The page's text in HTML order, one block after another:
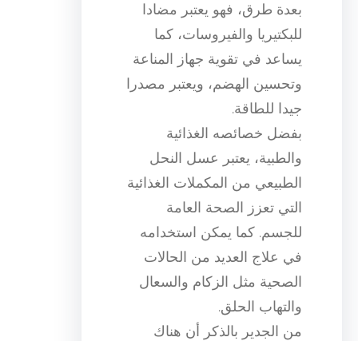
بعدة طرق، فهو يعتبر مضادا
للبكتيريا والفيروسات، كما
يساعد في تقوية جهاز المناعة
وتحسين الهضم، ويعتبر مصدرا
جيدا للطاقة.
بفضل خصائصه الغذائية
والطبية، يعتبر عسل النحل
الطبيعي من المكملات الغذائية
التي تعزز الصحة العامة
للجسم. كما يمكن استخدامه
في علاج العديد من الحالات
الصحية مثل الزكام والسعال
والتهاب الحلق.
من الجدير بالذكر أن هناك